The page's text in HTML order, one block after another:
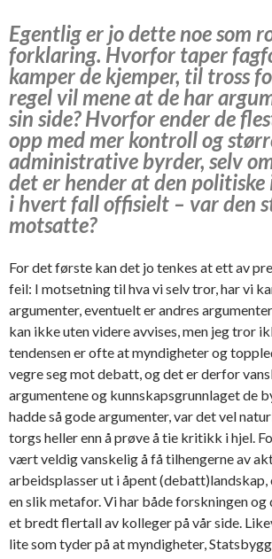
Egentlig er jo dette noe som
forklaring. Hvorfor taper
kamper de kjemper, til tross
regel vil mene at de har
sin side? Hvorfor ender de
opp med mer kontroll og
administrative byrder, selv
det er hender at den politiske
i hvert fall offisielt – var den
motsatte?
For det første kan det jo tenkes at ett av
feil: I motsetning til hva vi selv tror, har vi
argumenter, eventuelt er andres
kan ikke uten videre avvises, men jeg tror
tendensen er ofte at myndigheter og
vegre seg mot debatt, og det er derfor
argumentene og kunnskapsgrunnlaget de
hadde så gode argumenter, var det vel
torgs heller enn å prøve å tie kritikk i hjel.
vært veldig vanskelig å få tilhengerne av
arbeidsplasser ut i åpent (debatt)landskap,
en slik metafor. Vi har både forskningen og
et bredt flertall av kolleger på vår side.
lite som tyder på at myndigheter,